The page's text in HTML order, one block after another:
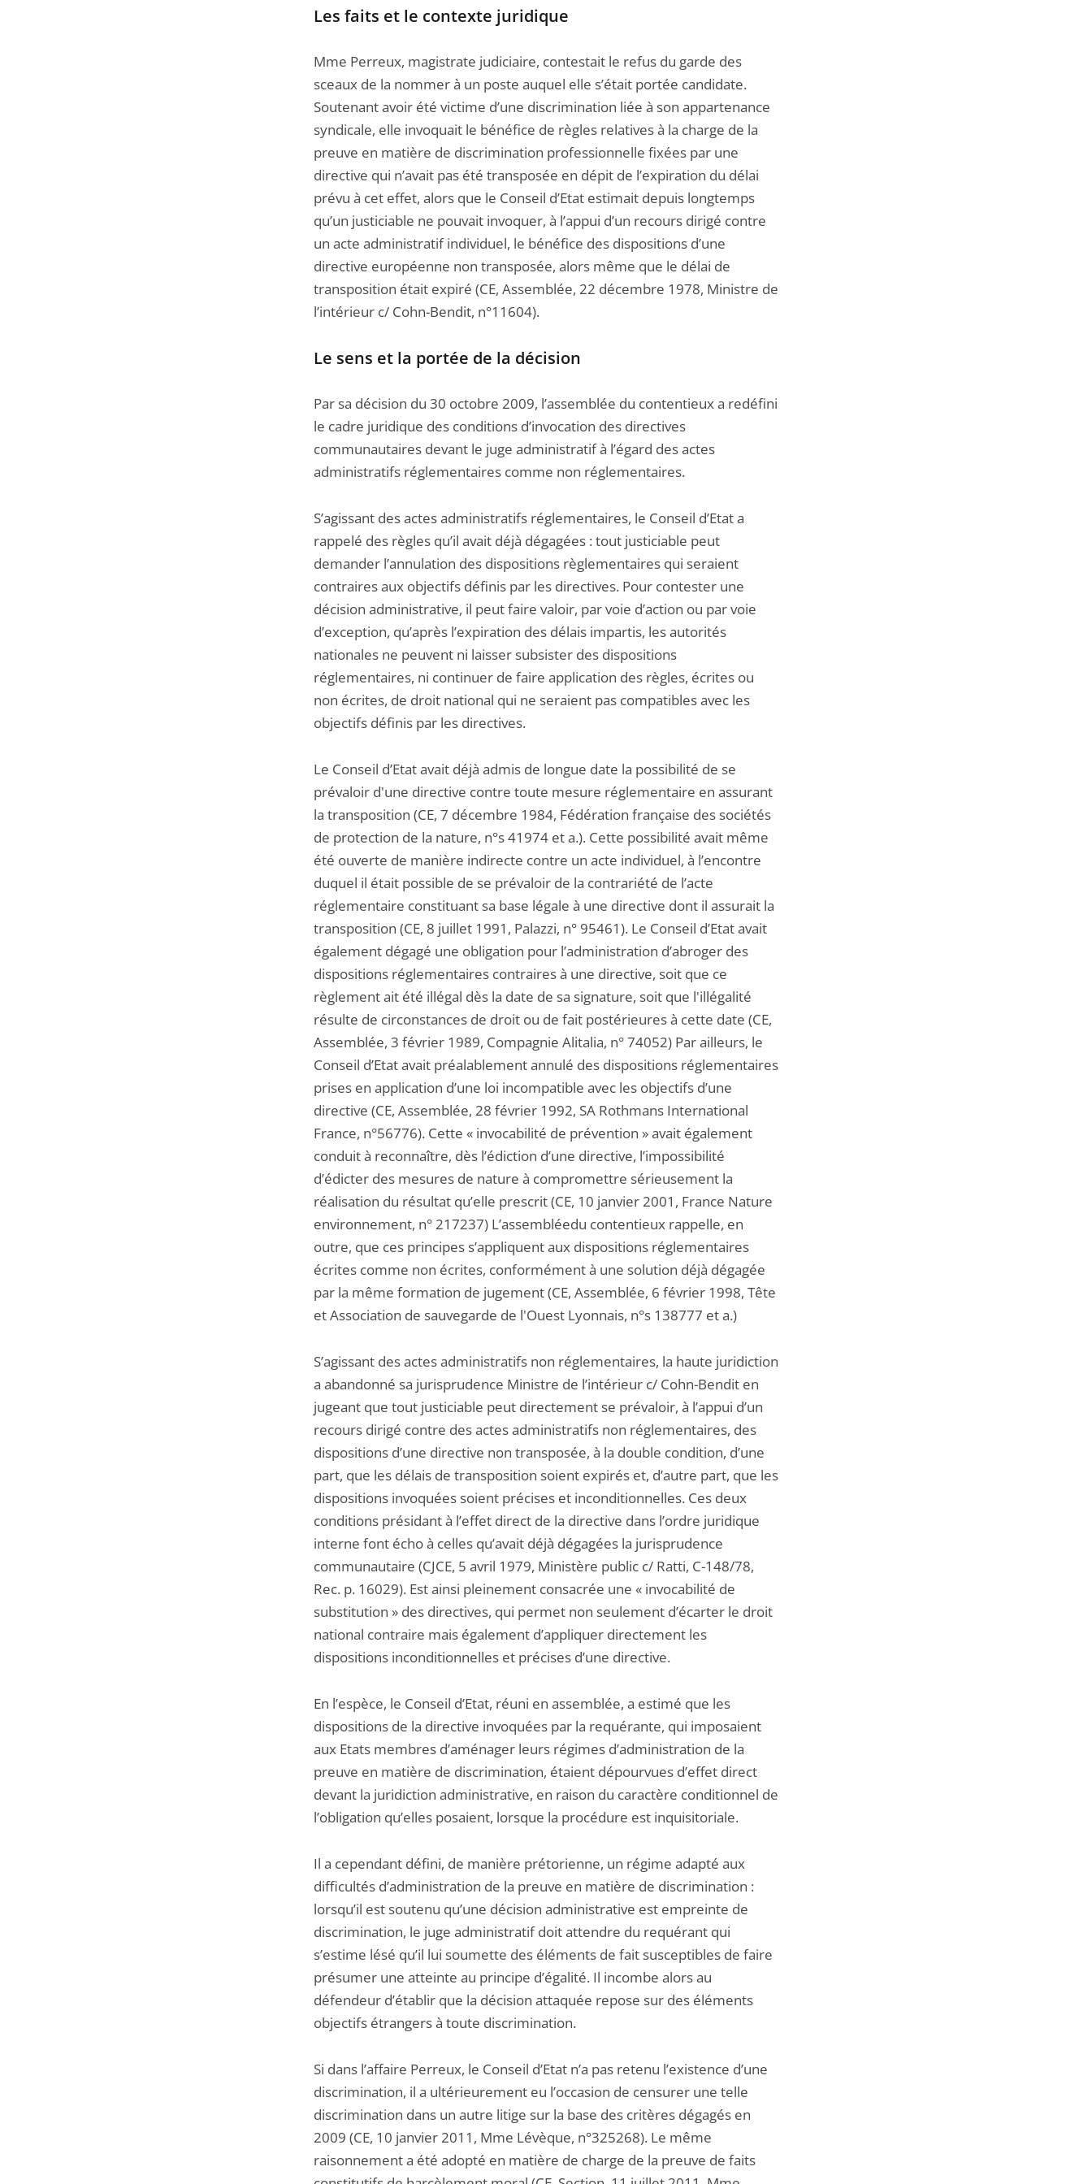
Les faits et le contexte juridique
Mme Perreux, magistrate judiciaire, contestait le refus du garde des
sceaux de la nommer à un poste auquel elle s’était portée candidate.
Soutenant avoir été victime d’une discrimination liée à son appartenance
syndicale, elle invoquait le bénéfice de règles relatives à la charge de la
preuve en matière de discrimination professionnelle fixées par une
directive qui n’avait pas été transposée en dépit de l’expiration du délai
prévu à cet effet, alors que le Conseil d’Etat estimait depuis longtemps
qu’un justiciable ne pouvait invoquer, à l’appui d’un recours dirigé contre
un acte administratif individuel, le bénéfice des dispositions d’une
directive européenne non transposée, alors même que le délai de
transposition était expiré (CE, Assemblée, 22 décembre 1978, Ministre de
l’intérieur c/ Cohn-Bendit, n°11604).
Le sens et la portée de la décision
Par sa décision du 30 octobre 2009, l’assemblée du contentieux a redéfini
le cadre juridique des conditions d’invocation des directives
communautaires devant le juge administratif à l’égard des actes
administratifs réglementaires comme non réglementaires.
S’agissant des actes administratifs réglementaires, le Conseil d’Etat a
rappelé des règles qu’il avait déjà dégagées : tout justiciable peut
demander l’annulation des dispositions règlementaires qui seraient
contraires aux objectifs définis par les directives. Pour contester une
décision administrative, il peut faire valoir, par voie d’action ou par voie
d’exception, qu’après l’expiration des délais impartis, les autorités
nationales ne peuvent ni laisser subsister des dispositions
réglementaires, ni continuer de faire application des règles, écrites ou
non écrites, de droit national qui ne seraient pas compatibles avec les
objectifs définis par les directives.
Le Conseil d’Etat avait déjà admis de longue date la possibilité de se
prévaloir d'une directive contre toute mesure réglementaire en assurant
la transposition (CE, 7 décembre 1984, Fédération française des sociétés
de protection de la nature, n°s 41974 et a.). Cette possibilité avait même
été ouverte de manière indirecte contre un acte individuel, à l’encontre
duquel il était possible de se prévaloir de la contrariété de l’acte
réglementaire constituant sa base légale à une directive dont il assurait la
transposition (CE, 8 juillet 1991, Palazzi, n° 95461). Le Conseil d’Etat avait
également dégagé une obligation pour l’administration d’abroger des
dispositions réglementaires contraires à une directive, soit que ce
règlement ait été illégal dès la date de sa signature, soit que l'illégalité
résulte de circonstances de droit ou de fait postérieures à cette date (CE,
Assemblée, 3 février 1989, Compagnie Alitalia, n° 74052) Par ailleurs, le
Conseil d’Etat avait préalablement annulé des dispositions réglementaires
prises en application d’une loi incompatible avec les objectifs d’une
directive (CE, Assemblée, 28 février 1992, SA Rothmans International
France, n°56776). Cette « invocabilité de prévention » avait également
conduit à reconnaître, dès l’édiction d’une directive, l’impossibilité
d’édicter des mesures de nature à compromettre sérieusement la
réalisation du résultat qu’elle prescrit (CE, 10 janvier 2001, France Nature
environnement, n° 217237) L’assembléedu contentieux rappelle, en
outre, que ces principes s’appliquent aux dispositions réglementaires
écrites comme non écrites, conformément à une solution déjà dégagée
par la même formation de jugement (CE, Assemblée, 6 février 1998, Tête
et Association de sauvegarde de l'Ouest Lyonnais, n°s 138777 et a.)
S’agissant des actes administratifs non réglementaires, la haute juridiction
a abandonné sa jurisprudence Ministre de l’intérieur c/ Cohn-Bendit en
jugeant que tout justiciable peut directement se prévaloir, à l’appui d’un
recours dirigé contre des actes administratifs non réglementaires, des
dispositions d’une directive non transposée, à la double condition, d’une
part, que les délais de transposition soient expirés et, d’autre part, que les
dispositions invoquées soient précises et inconditionnelles. Ces deux
conditions présidant à l’effet direct de la directive dans l’ordre juridique
interne font écho à celles qu’avait déjà dégagées la jurisprudence
communautaire (CJCE, 5 avril 1979, Ministère public c/ Ratti, C-148/78,
Rec. p. 16029). Est ainsi pleinement consacrée une « invocabilité de
substitution » des directives, qui permet non seulement d’écarter le droit
national contraire mais également d’appliquer directement les
dispositions inconditionnelles et précises d’une directive.
En l’espèce, le Conseil d’Etat, réuni en assemblée, a estimé que les
dispositions de la directive invoquées par la requérante, qui imposaient
aux Etats membres d’aménager leurs régimes d’administration de la
preuve en matière de discrimination, étaient dépourvues d’effet direct
devant la juridiction administrative, en raison du caractère conditionnel de
l’obligation qu’elles posaient, lorsque la procédure est inquisitoriale.
Il a cependant défini, de manière prétorienne, un régime adapté aux
difficultés d’administration de la preuve en matière de discrimination :
lorsqu’il est soutenu qu’une décision administrative est empreinte de
discrimination, le juge administratif doit attendre du requérant qui
s’estime lésé qu’il lui soumette des éléments de fait susceptibles de faire
présumer une atteinte au principe d’égalité. Il incombe alors au
défendeur d’établir que la décision attaquée repose sur des éléments
objectifs étrangers à toute discrimination.
Si dans l’affaire Perreux, le Conseil d’Etat n’a pas retenu l’existence d’une
discrimination, il a ultérieurement eu l’occasion de censurer une telle
discrimination dans un autre litige sur la base des critères dégagés en
2009 (CE, 10 janvier 2011, Mme Lévèque, n°325268). Le même
raisonnement a été adopté en matière de charge de la preuve de faits